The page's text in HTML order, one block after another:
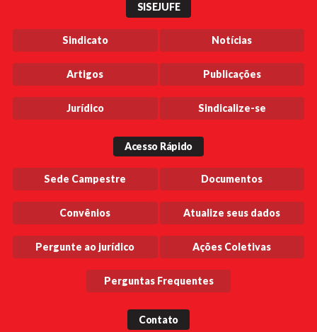
SISEJUFE
Sindicato Notícias
Artigos Publicações
Jurídico Sindicalize-se
Acesso Rápido
Sede Campestre Documentos
Convênios Atualize seus dados
Pergunte ao jurídico Ações Coletivas
Perguntas Frequentes
Contato